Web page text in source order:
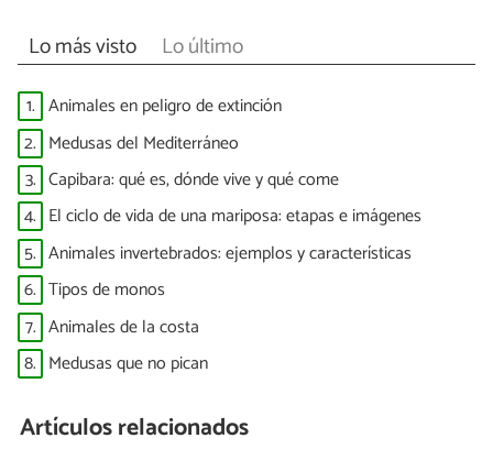
Lo más visto Lo último
1. Animales en peligro de extinción
2. Medusas del Mediterráneo
3. Capibara: qué es, dónde vive y qué come
4. El ciclo de vida de una mariposa: etapas e imágenes
5. Animales invertebrados: ejemplos y características
6. Tipos de monos
7. Animales de la costa
8. Medusas que no pican
Artículos relacionados